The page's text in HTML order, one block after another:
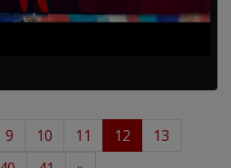
9 10 11 12
13